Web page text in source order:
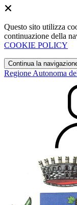
Questo sito utilizza
continuazione della
COOKIE POLICY
Continua la
Regione Autonoma